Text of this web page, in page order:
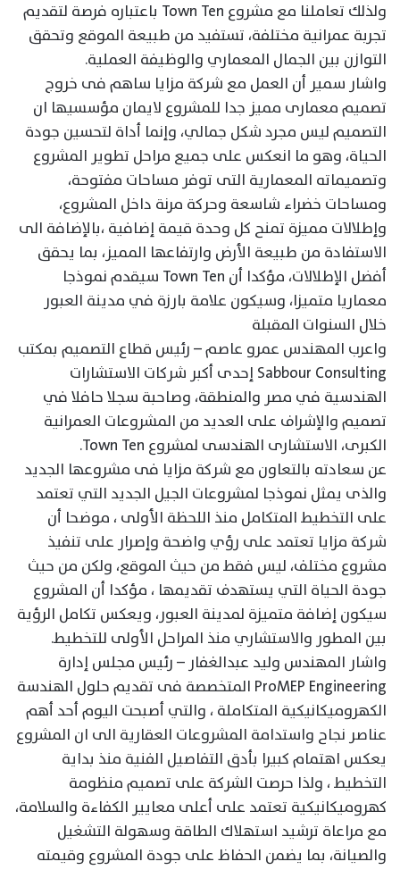
ولذلك تعاملنا مع مشروع Town Ten باعتباره فرصة لتقديم
تجربة عمرانية مختلفة، تستفيد من طبيعة الموقع وتحقق
التوازن بين الجمال المعماري والوظيفة العملية.
واشار سمير أن العمل مع شركة مزايا ساهم فى خروج
تصميم معمارى مميز جدا للمشروع لايمان مؤسسيها ان
التصميم ليس مجرد شكل جمالي، وإنما أداة لتحسين جودة
الحياة، وهو ما انعكس على جميع مراحل تطوير المشروع
وتصميماته المعمارية التى توفر مساحات مفتوحة،
ومساحات خضراء شاسعة وحركة مرنة داخل المشروع،
وإطلالات مميزة تمنح كل وحدة قيمة إضافية ،بالإضافة الى
الاستفادة من طبيعة الأرض وارتفاعها المميز، بما يحقق
أفضل الإطلالات، مؤكدا أن Town Ten سيقدم نموذجا
معماريا متميزا، وسيكون علامة بارزة في مدينة العبور
خلال السنوات المقبلة
واعرب المهندس عمرو عاصم – رئيس قطاع التصميم بمكتب
Sabbour Consulting إحدى أكبر شركات الاستشارات
الهندسية في مصر والمنطقة، وصاحبة سجلا حافلا في
تصميم والإشراف على العديد من المشروعات العمرانية
الكبرى، الاستشارى الهندسى لمشروع Town Ten.
عن سعادته بالتعاون مع شركة مزايا فى مشروعها الجديد
والذى يمثل نموذجا لمشروعات الجيل الجديد التي تعتمد
على التخطيط المتكامل منذ اللحظة الأولى ، موضحا أن
شركة مزايا تعتمد على رؤي واضحة وإصرار على تنفيذ
مشروع مختلف، ليس فقط من حيث الموقع، ولكن من حيث
جودة الحياة التي يستهدف تقديمها ، مؤكدا أن المشروع
سيكون إضافة متميزة لمدينة العبور، ويعكس تكامل الرؤية
بين المطور والاستشاري منذ المراحل الأولى للتخطيط.
واشار المهندس وليد عبدالغفار – رئيس مجلس إدارة
ProMEP Engineering المتخصصة فى تقديم حلول الهندسة
الكهروميكانيكية المتكاملة ، والتي أصبحت اليوم أحد أهم
عناصر نجاح واستدامة المشروعات العقارية الى ان المشروع
يعكس اهتمام كبيرا بأدق التفاصيل الفنية منذ بداية
التخطيط ، ولذا حرصت الشركة على تصميم منظومة
كهروميكانيكية تعتمد على أعلى معايير الكفاءة والسلامة،
مع مراعاة ترشيد استهلاك الطاقة وسهولة التشغيل
والصيانة، بما يضمن الحفاظ على جودة المشروع وقيمته